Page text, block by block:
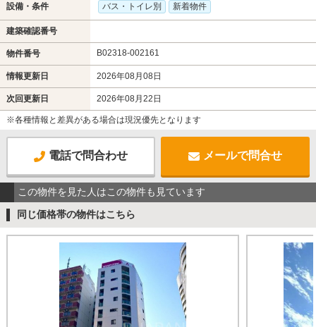
設備・条件 バス・トイレ別 新着物件
建築確認番号
物件番号 B02318-002161
情報更新日 2026年08月08日
次回更新日 2026年08月22日
※各種情報と差異がある場合は現況優先となります
電話で問合わせ メールで問合せ
この物件を見た人はこの物件も見ています
同じ価格帯の物件はこちら